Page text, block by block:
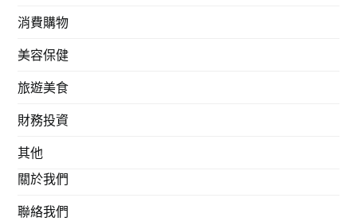
消費購物
美容保健
旅遊美食
財務投資
其他
關於我們
聯絡我們